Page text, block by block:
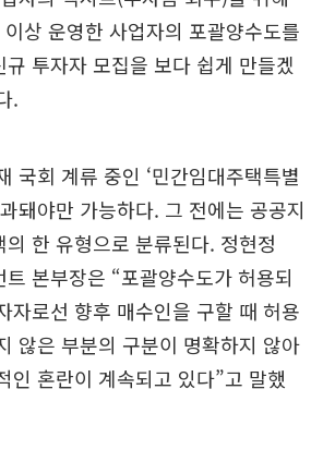
상 운영한 사업자의 포괄양수도를
규 투자자 모집을 보다 쉽게 만들겠
.
국회 계류 중인 ‘민간임대주택특별
돼야만 가능하다. 그 전에는 공공지
한 유형으로 분류된다. 정현정
본부장은 “포괄양수도가 허용되
자로선 향후 매수인을 구할 때 허용
않은 부분의 구분이 명확하지 않아
인 혼란이 계속되고 있다”고 말했